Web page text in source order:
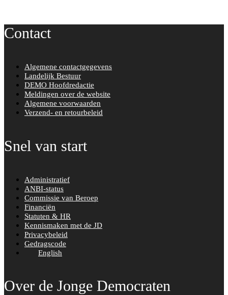
Contact
Algemene contactgegevens
Landelijk Bestuur
DEMO Hoofdredactie
Meldingen over de website
Algemene voorwaarden
Verzend- en retourbeleid
Snel van start
Administratief
ANBI-status
Commissie van Beroep
Financiën
Statuten & HR
Kennismaken met de JD
Privacybeleid
Gedragscode
English
Over de Jonge Democraten